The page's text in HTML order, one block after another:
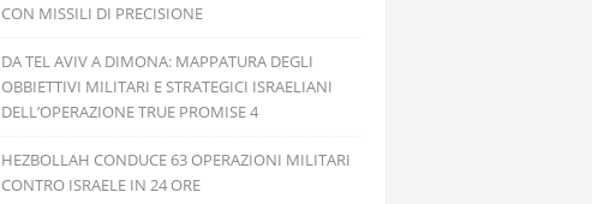
CON MISSILI DI PRECISIONE
DA TEL AVIV A DIMONA: MAPPATURA DEGLI
OBBIETTIVI MILITARI E STRATEGICI ISRAELIANI
DELL’OPERAZIONE TRUE PROMISE 4
HEZBOLLAH CONDUCE 63 OPERAZIONI MILITARI
CONTRO ISRAELE IN 24 ORE